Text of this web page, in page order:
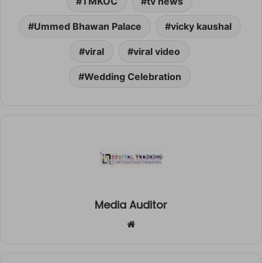
Ummed Bhawan Palace vicky kaushal
viral viral video
Wedding Celebration
Media Auditor
Website